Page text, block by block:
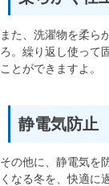
また、洗濯物を柔ら
ろ。繰り返し使って
ことができますよ。
静電気防止
その他に、静電気を
くなる冬を、快適に